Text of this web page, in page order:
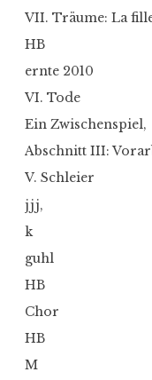
VII. Träume: La
HB
ernte 2010
VI. Tode
Ein Zwischenspiel,
Abschnitt III:
V. Schleier
jjj,
k
guhl
HB
Chor
HB
M